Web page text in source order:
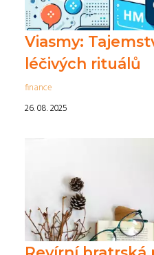
Viasmy:
léčivých rituálů
finance
26. 08. 2025